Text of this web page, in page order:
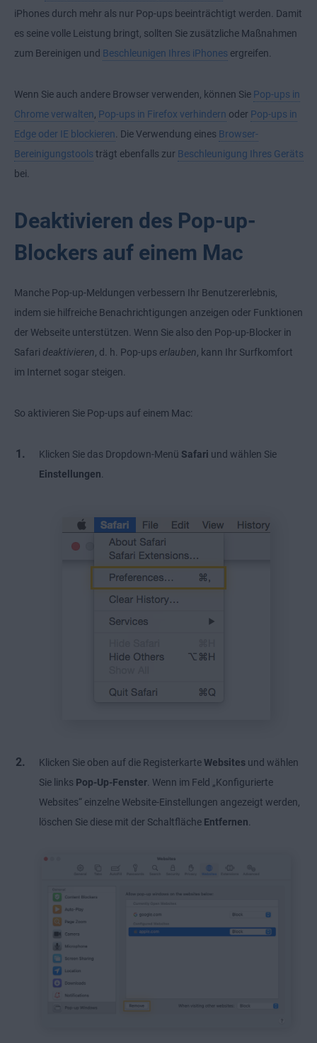
iPhones durch mehr als nur Pop-ups beeinträchtigt werden. Damit
es seine volle Leistung bringt, sollten Sie zusätzliche Maßnahmen
zum Bereinigen und Beschleunigen Ihres iPhones ergreifen.
Wenn Sie auch andere Browser verwenden, können Sie Pop-ups in
Chrome verwalten Pop-ups in Firefox verhindern oder Pop-ups in
Edge oder IE blockieren . Die Verwendung eines Browser-
Bereinigungstools trägt ebenfalls zur Beschleunigung Ihres Geräts
bei.
Deaktivieren des Pop-up-
Blockers auf einem Mac
Manche Pop-up-Meldungen verbessern Ihr Benutzererlebnis,
indem sie hilfreiche Benachrichtigungen anzeigen oder Funktionen
der Webseite unterstützen. Wenn Sie also den Pop-up-Blocker in
Safari deaktivieren , d. h. Pop-ups erlauben , kann Ihr Surfkomfort
im Internet sogar steigen.
So aktivieren Sie Pop-ups auf einem Mac:
Klicken Sie das Dropdown-Menü Safari und wählen Sie
Einstellungen
Klicken Sie oben auf die RegisterkarteWebsites und wählen
Sie links Pop-Up-Fenster . Wenn im Feld „Konfigurierte
Websites“ einzelne Website-Einstellungen angezeigt werden,
löschen Sie diese mit der Schaltfläche Entfernen